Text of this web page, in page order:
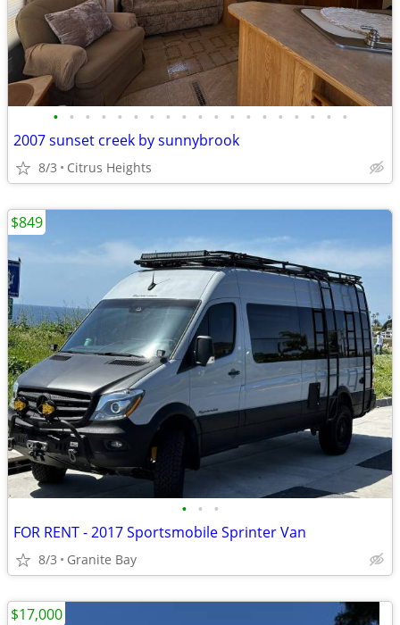
• • • • • • • • • • • • • • • • • • •
2007 sunset creek by sunnybrook
8/3 Citrus Heights
• • •
FOR RENT - 2017 Sportsmobile Sprinter Van
8/3 Granite Bay
$849
$17,000